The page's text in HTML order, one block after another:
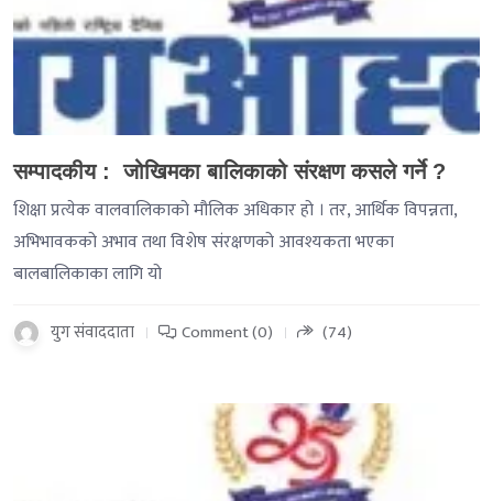
सम्पादकीय : जोखिमका बालिकाको संरक्षण कसले गर्ने ?
शिक्षा प्रत्येक वालवालिकाको मौलिक अधिकार हो । तर, आर्थिक विपन्नता,
अभिभावकको अभाव तथा विशेष संरक्षणको आवश्यकता भएका
बालबालिकाका लागि यो
युग संवाददाता Comment (0) (74)